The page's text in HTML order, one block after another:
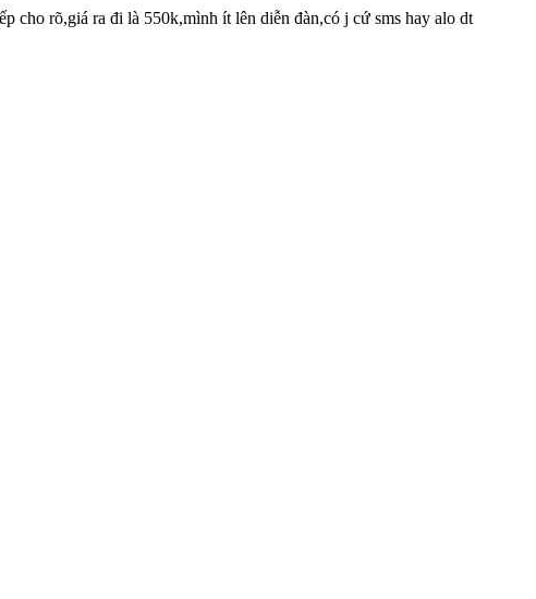
cho rõ,giá ra đi là 550k,mình ít lên diễn đàn,có j cứ sms hay alo dt